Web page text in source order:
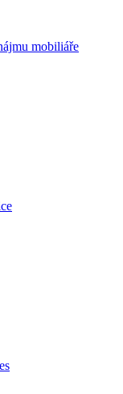
mobiliáře